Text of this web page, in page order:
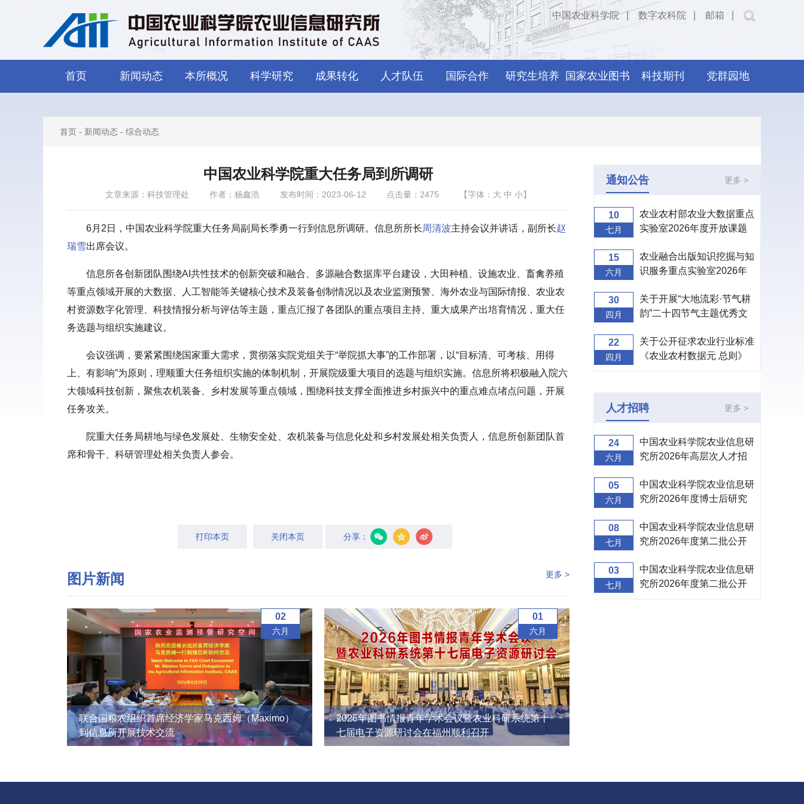
中国农业科学院 ∣ 数字农科院 邮箱
首页 新闻动态 本所概况 科学研究 成果转化 人才队伍 国际合作 研究生培养 国家农业图书 科技期刊 党群园地
首页 - 新闻动态 - 综合动态
中国农业科学院重大任务局到所调研
文章来源：科技管理处 作者：杨鑫浩 发布时间：2023-06-12 点击量： 2475 【字体： 大 中 小】
6月2日，中国农业科学院重大任务局副局长季勇一行到信息所调研。信息所所长周清波主持会议并讲话，副所长赵
瑞雪出席会议。
信息所各创新团队围绕AI共性技术的创新突破和融合、多源融合数据库平台建设，大田种植、设施农业、畜禽养殖
等重点领域开展的大数据、人工智能等关键核心技术及装备创制情况以及农业监测预警、海外农业与国际情报、农业农
村资源数字化管理、科技情报分析与评估等主题，重点汇报了各团队的重点项目主持、重大成果产出培育情况，重大任
务选题与组织实施建议。
会议强调，要紧紧围绕国家重大需求，贯彻落实院党组关于“举院抓大事”的工作部署，以“目标清、可考核、用得
上、有影响”为原则，理顺重大任务组织实施的体制机制，开展院级重大项目的选题与组织实施。信息所将积极融入院六
大领域科技创新，聚焦农机装备、乡村发展等重点领域，围绕科技支撑全面推进乡村振兴中的重点难点堵点问题，开展
任务攻关。
院重大任务局耕地与绿色发展处、生物安全处、农机装备与信息化处和乡村发展处相关负责人，信息所创新团队首
席和骨干、科研管理处相关负责人参会。
打印本页 关闭本页 分享：
图片新闻 更多 >
联合国粮农组织首席经济学家马克西姆（Maximo）
到信息所开展技术交流
02
六月
2026年图书情报青年学术会议暨农业科研系统第十
七届电子资源研讨会在福州顺利召开
01
六月
通知公告 更多 >
10
七月
农业农村部农业大数据重点
实验室2026年度开放课题
15
六月
农业融合出版知识挖掘与知
识服务重点实验室2026年
30
四月
关于开展“大地流彩·节气耕
韵”二十四节气主题优秀文
22
四月
关于公开征求农业行业标准
《农业农村数据元 总则》
人才招聘 更多 >
24
六月
中国农业科学院农业信息研
究所2026年高层次人才招
05
六月
中国农业科学院农业信息研
究所2026年度博士后研究
08
七月
中国农业科学院农业信息研
究所2026年度第二批公开
03
七月
中国农业科学院农业信息研
究所2026年度第二批公开